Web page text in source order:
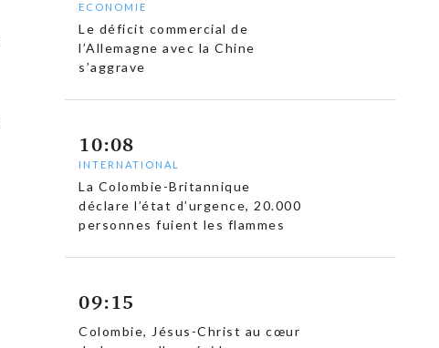
ECONOMIE
Le déficit commercial de
l’Allemagne avec la Chine
s’aggrave
10:08
INTERNATIONAL
La Colombie-Britannique
déclare l’état d’urgence, 20.000
personnes fuient les flammes
09:15
Colombie, Jésus-Christ au cœur